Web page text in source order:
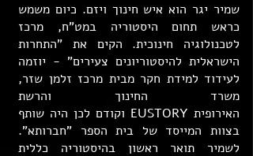
שמיר יגר הוא איש חינוך ויזם. כיום משמש
כראש תחום היסטוריה במט"ח, מרכז
לטכנולוגיה חינוכית. הקים את "התחרות
הישראלית להיסטוריונים צעירים" - יוזמה
לעידוד למידת חקר מבית מרכז זלמן שזר,
משרד החינוך והרשת
האירופית EUSTORY וקודם לכן היה שותף
בצוות המייסד של בית הספר "חברותא".
לשמיר תואר ראשון בהיסטוריה כללית